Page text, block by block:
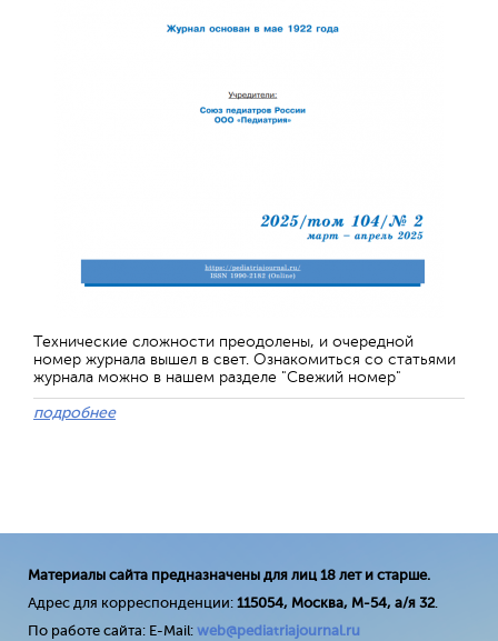
Технические сложности преодолены, и очередной
номер журнала вышел в свет. Ознакомиться со статьями
журнала можно в нашем разделе "Свежий номер"
подробнее
Материалы сайта предназначены для лиц 18 лет и старше.
Адрес для корреспонденции: 115054, Москва, М-54, а/я 32.
По работе сайта: E-Mail: web@pediatriajournal.ru